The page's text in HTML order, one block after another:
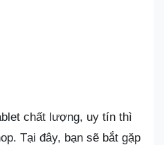
chất lượng, uy tín thì
Tại đây, bạn sẽ bắt gặp